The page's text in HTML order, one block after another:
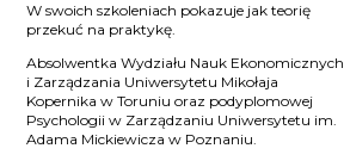
W swoich szkoleniach pokazuje jak teorię
przekuć na praktykę.
Absolwentka Wydziału Nauk Ekonomicznych
i Zarządzania Uniwersytetu Mikołaja
Kopernika w Toruniu oraz podyplomowej
Psychologii w Zarządzaniu Uniwersytetu im.
Adama Mickiewicza w Poznaniu.